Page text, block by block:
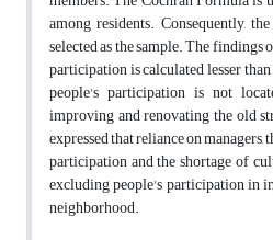
among residents. Consequently,
selected as the sample. The
participation is calculated lesser
people's participation is not
improving and renovating the old
expressed that reliance on
participation and the shortage of
excluding people's participation in
neighborhood.